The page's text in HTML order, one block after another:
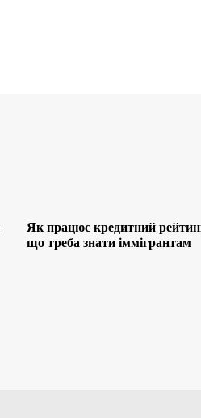
Як працює кредитний
що треба знати іммігрантам